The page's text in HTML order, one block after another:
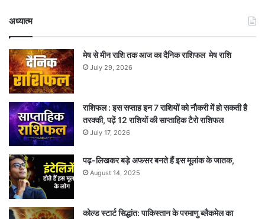
अध्यात्म
मेष से मीन राशि तक आज का दैनिक राशिफल मेष राशि
July 29, 2026
राशिफल : इस सप्ताह इन 7 राशियों को नौकरी में हो सकती है
तरक्की, पढ़ें 12 राशियों की साप्ताहिक टैरो राशिफल
July 17, 2026
पढ़-लिखकर बड़े अफसर बनते हैं इस मूलांक के जातक,
August 14, 2025
कोल्ड स्टार्ट सिद्धांत: पाकिस्तान के परमाणु ब्लैकमेल का